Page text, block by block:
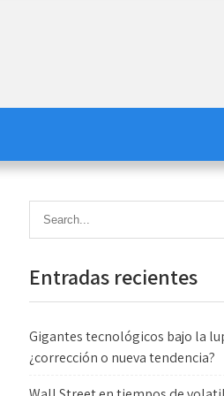
Entradas recientes
Gigantes tecnológicos bajo la
¿corrección o nueva tendencia?